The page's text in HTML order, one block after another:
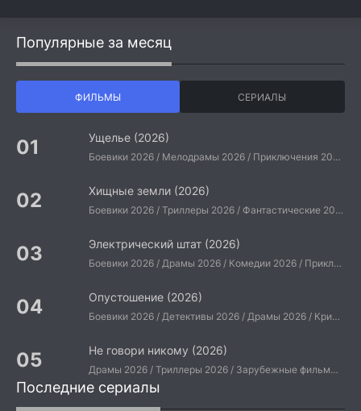
Популярные за месяц
ФИЛЬМЫ СЕРИАЛЫ
Ущелье (2026)
Боевики 2026 / Мелодрамы 2026 / Приключения 2026 / Ужасы 2026 / Фантастические 2026 / Зарубежные фильмы 2026 / Американские фильмы / Фильмы 2026
Хищные земли (2026)
Боевики 2026 / Триллеры 2026 / Фантастические 2026 / Зарубежные фильмы 2026 / Американские фильмы / Фильмы 2026
Электрический штат (2026)
Боевики 2026 / Драмы 2026 / Комедии 2026 / Приключения 2026 / Фантастические 2026 / Зарубежные фильмы 2026 / Американские фильмы / Фильмы 2026
Опустошение (2026)
Боевики 2026 / Детективы 2026 / Драмы 2026 / Криминальные фильмы 2026 / Триллеры 2026 / Зарубежные фильмы 2026 / Американские фильмы / Фильмы 2026
Не говори никому (2026)
Драмы 2026 / Триллеры 2026 / Зарубежные фильмы 2026 / Американские фильмы / Фильмы 2026
Последние сериалы